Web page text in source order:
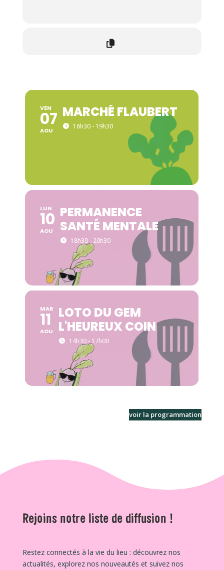
VEN
07
AOU
MARCHÉ FLAUBERT
16h30 - 19h30
LUN
10
AOU
PERMANENCE
SANTÉ MENTALE
18h30 - 20h30
MAR
11
AOU
LOTO DU GEM
L'HEUREUX COIN
14h30 - 17h00
voir la programmation
Rejoins notre liste de diffusion !
Restez connectés à la vie du lieu : découvrez nos
actualités, explorez nos nouveautés et suivez nos